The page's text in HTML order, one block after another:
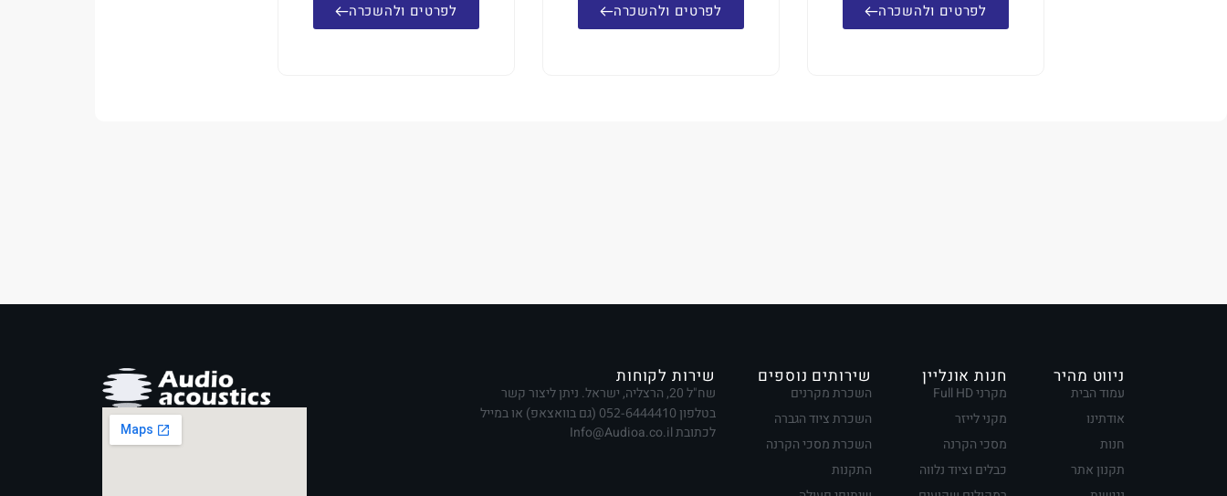
לפרטים ולהשכרה לפרטים ולהשכרה לפרטים ולהשכרה
ניווט מהיר
עמוד הבית
אודתינו
חנות
תקנון אתר
חנות אונליין
מקרני Full HD
מקני לייזר
מסכי הקרנה
כבלים וציוד נלווה
שירותים נוספים
השכרת מקרנים
השכרת ציוד הגברה
השכרת מסכי הקרנה
התקנות
שירות לקוחות
שח"ל 20, הרצליה, ישראל. ניתן ליצור קשר
בטלפון 052-6444410 (גם בוואצאפ) או במייל
לכתובת Info@Audioa.co.il